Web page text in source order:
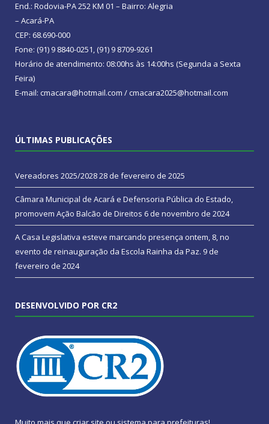
End.: Rodovia-PA 252 KM 01 – Bairro: Alegria
– Acará-PA
CEP: 68.690-000
Fone: (91) 9 8840-0251, (91) 9 8709-9261
Horário de atendimento: 08:00hs às 14:00hs (Segunda a Sexta
Feira)
E-mail: cmacara@hotmail.com / cmacara2025@hotmail.com
ÚLTIMAS PUBLICAÇÕES
Vereadores 2025/202828 de fevereiro de 2025
Câmara Municipal de Acará e Defensoria Pública do Estado,
promovem Ação Balcão de Direitos 6 de novembro de 2024
A Casa Legislativa esteve marcando presença ontem, 8, no
evento de reinauguração da Escola Rainha da Paz. 9 de
fevereiro de 2024
DESENVOLVIDO POR CR2